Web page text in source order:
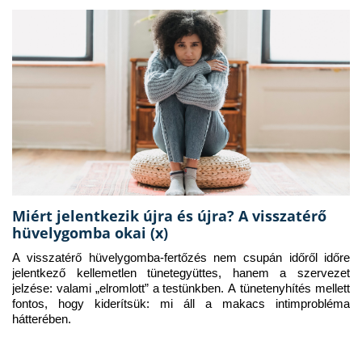
Miért jelentkezik újra és újra? A visszatérő
hüvelygomba okai (x)
A visszatérő hüvelygomba-fertőzés nem csupán időről időre
jelentkező kellemetlen tünetegyüttes, hanem a szervezet
jelzése: valami „elromlott” a testünkben. A tünetenyhítés mellett
fontos, hogy kiderítsük: mi áll a makacs intimprobléma
hátterében.